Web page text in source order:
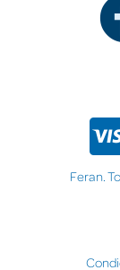
Feran.